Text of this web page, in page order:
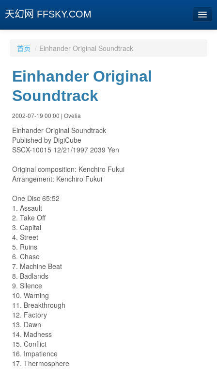
天幻网 FFSKY.COM
相册
旧版临时
首页 / Einhander Original Soundtrack
Einhander Original
Soundtrack
2002-07-19 00:00 | Ovelia
Einhander Original Soundtrack
Published by DigiCube
SSCX-10015 12/21/1997 2039 Yen
Original composition: Kenchiro Fukui
Arrangement: Kenchiro Fukui
One Disc 65:52
1. Assault
2. Take Off
3. Capital
4. Street
5. Ruins
6. Chase
7. Machine Beat
8. Badlands
9. Silence
10. Warning
11. Breakthrough
12. Factory
13. Dawn
14. Madness
15. Conflict
16. Impatience
17. Thermosphere